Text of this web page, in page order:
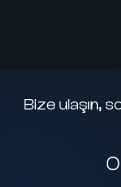
Bize ulaşın,